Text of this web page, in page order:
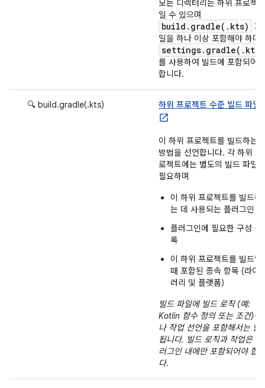
모든 디렉터리는 하위 프로젝트
일 수 있으며
build.gradle(.kts)
파
일을 하나 이상 포함해야 하며
settings.gradle(.kts)
를 사용하여 빌드에 포함되어야
합니다.
🔍 build.gradle(.kts) 하위 프로젝트 수준 빌드 파일
이 하위 프로젝트를 빌드하는
방법을 선언합니다. 각 하위 프
로젝트에는 별도의 빌드 파일이
필요하며
이 하위 프로젝트를 빌드하
는 데 사용되는 플러그인
플러그인에 필요한 구성 블
록
이 하위 프로젝트를 빌드할
때 포함된 종속 항목 (라이
러리 및 플랫폼)
빌드 파일에 빌드 로직 (예:
Kotlin 함수 정의 또는 조건)이
나 작업 선언을 포함해서는 안
됩니다. 빌드 로직과 작업은 플
러그인 내에만 포함되어야 합니
다.